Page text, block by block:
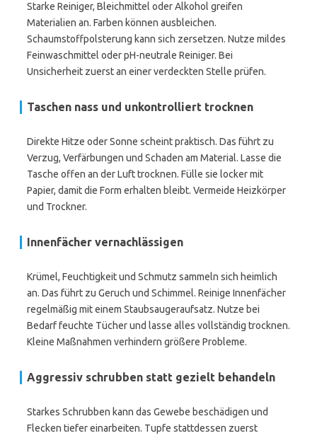
Starke Reiniger, Bleichmittel oder Alkohol greifen
Materialien an. Farben können ausbleichen.
Schaumstoffpolsterung kann sich zersetzen. Nutze mildes
Feinwaschmittel oder pH-neutrale Reiniger. Bei
Unsicherheit zuerst an einer verdeckten Stelle prüfen.
Taschen nass und unkontrolliert trocknen
Direkte Hitze oder Sonne scheint praktisch. Das führt zu
Verzug, Verfärbungen und Schaden am Material. Lasse die
Tasche offen an der Luft trocknen. Fülle sie locker mit
Papier, damit die Form erhalten bleibt. Vermeide Heizkörper
und Trockner.
Innenfächer vernachlässigen
Krümel, Feuchtigkeit und Schmutz sammeln sich heimlich
an. Das führt zu Geruch und Schimmel. Reinige Innenfächer
regelmäßig mit einem Staubsaugeraufsatz. Nutze bei
Bedarf feuchte Tücher und lasse alles vollständig trocknen.
Kleine Maßnahmen verhindern größere Probleme.
Aggressiv schrubben statt gezielt behandeln
Starkes Schrubben kann das Gewebe beschädigen und
Flecken tiefer einarbeiten. Tupfe stattdessen zuerst